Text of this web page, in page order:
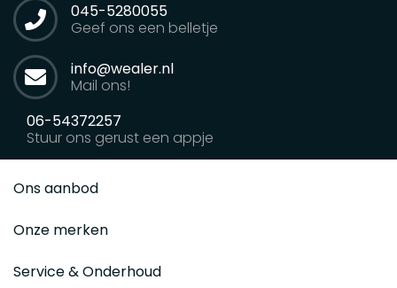
045-5280055
Geef ons een belletje
info@wealer.nl
Mail ons!
06-54372257
Stuur ons gerust een appje
Ons aanbod
Onze merken
Service & Onderhoud